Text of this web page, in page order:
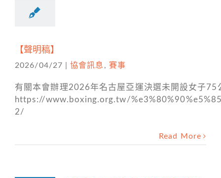
【聲明稿】
2026/04/27 協會訊息 , 賽事
有關本會辦理2026年名古屋亞運決選未開設女子
https://www.boxing.org.tw/
2/
Read More